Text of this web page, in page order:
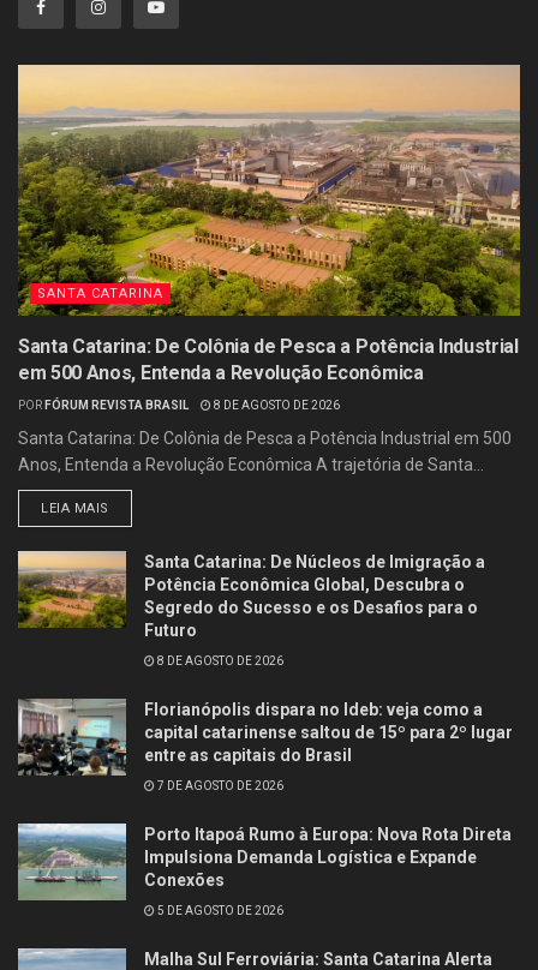
SANTA CATARINA
Santa Catarina: De Colônia de Pesca a Potência Industrial
em 500 Anos, Entenda a Revolução Econômica
POR FÓRUM REVISTA BRASIL 8 DE AGOSTO DE 2026
Santa Catarina: De Colônia de Pesca a Potência Industrial em 500
Anos, Entenda a Revolução Econômica A trajetória de Santa...
LEIA MAIS
Santa Catarina: De Núcleos de Imigração a
Potência Econômica Global, Descubra o
Segredo do Sucesso e os Desafios para o
Futuro
8 DE AGOSTO DE 2026
Florianópolis dispara no Ideb: veja como a
capital catarinense saltou de 15º para 2º lugar
entre as capitais do Brasil
7 DE AGOSTO DE 2026
Porto Itapoá Rumo à Europa: Nova Rota Direta
Impulsiona Demanda Logística e Expande
Conexões
5 DE AGOSTO DE 2026
Malha Sul Ferroviária: Santa Catarina Alerta